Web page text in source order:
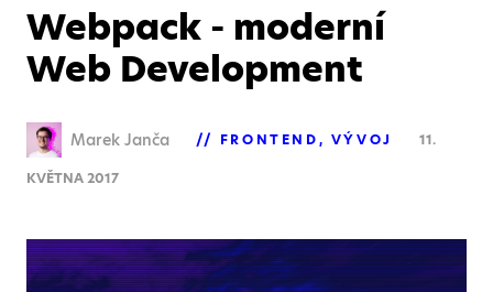
Webpack - moderní
Web Development
Marek Janča FRONTEND VÝVOJ 11.
KVĚTNA 2017